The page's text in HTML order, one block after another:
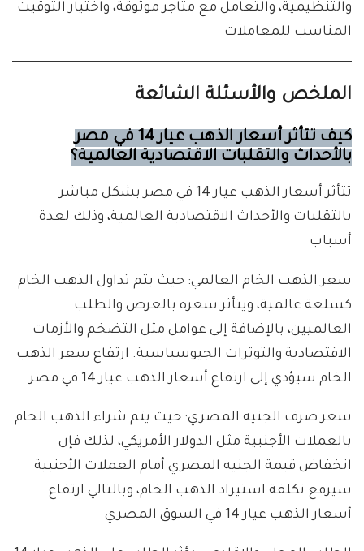
والتنظيمية، والتعامل مع متاجر موثوقة، واختيار التوقيت
المناسب للمعاملات
الملخص والأسئلة الشائعة
كيف تتأثر أسعار الذهب عيار 14 في مصر
بالأحداث والتقلبات الاقتصادية العالمية؟
تتأثر أسعار الذهب عيار 14 في مصر بشكل مباشر
بالتقلبات والأحداث الاقتصادية العالمية، وذلك لعدة
أسباب
سعر الذهب الخام العالمي: حيث يتم تداول الذهب الخام
كسلعة عالمية، ويتأثر سعره بالعرض والطلب
العالميين، بالإضافة إلى عوامل مثل التضخم والأزمات
الاقتصادية والتوترات الجيوسياسية. ارتفاع سعر الذهب
الخام سيؤدي إلى ارتفاع أسعار الذهب عيار 14 في مصر
سعر صرف الجنيه المصري: حيث يتم شراء الذهب الخام
بالعملات الأجنبية مثل الدولار الأمريكي، لذلك فإن
انخفاض قيمة الجنيه المصري أمام العملات الأجنبية
سيرفع تكلفة استيراد الذهب الخام، وبالتالي ارتفاع
أسعار الذهب عيار 14 في السوق المصري